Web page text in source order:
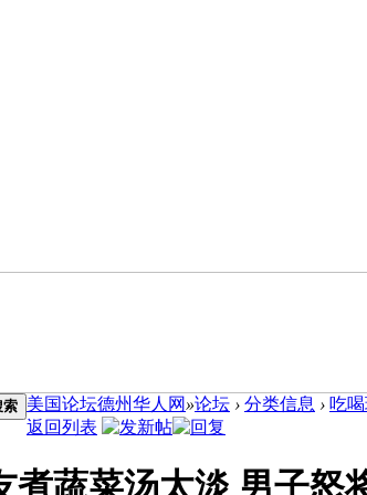
索 美国论坛德州华人网 »论坛 › 分类信息 › 吃
返回列表
煮蔬菜汤太淡 男子怒